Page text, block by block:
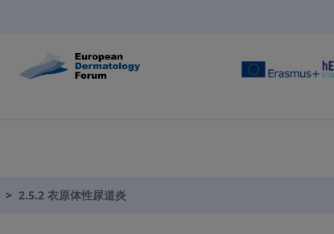
2.5.2 衣原体性尿道炎